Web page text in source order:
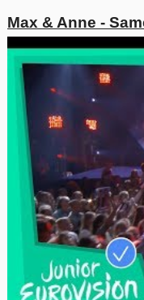
Max & Anne -